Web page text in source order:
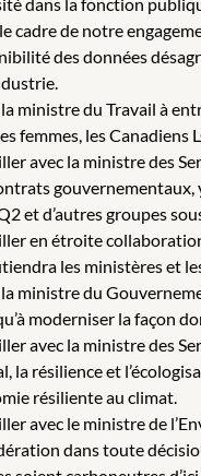
cadre de notre
des données
ministre du Travail à
femmes, les Canadiens
avec la ministre des
gouvernementaux,
et d’autres groupes
en étroite
les ministères et
ministre du
moderniser la façon
avec la ministre des
la résilience et
résiliente au climat.
avec le ministre de
dans toute